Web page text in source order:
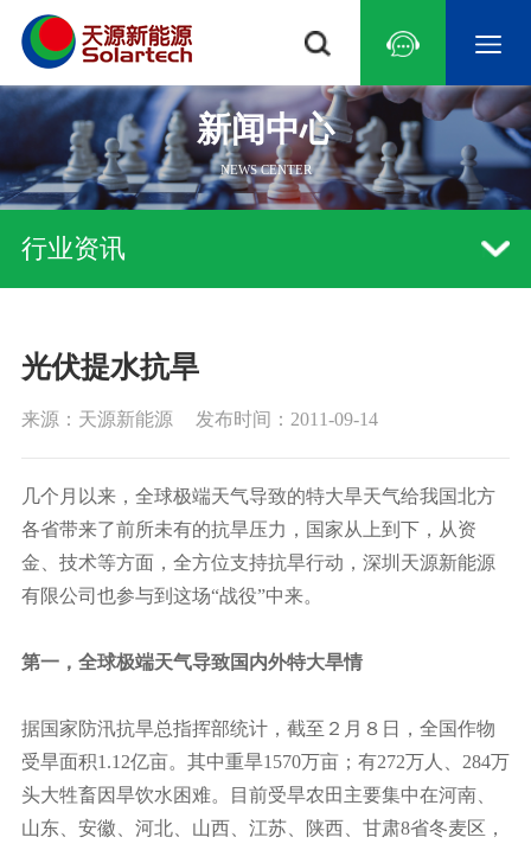
系统技术
光伏水泵
光伏扬水逆变器
泳池
农林灌溉 荒漠治理 草原畜牧 海水淡化
常见问题 技术文章 远程监控
行业资讯 新品发布
研究中心 示范基地 荣誉资质
新闻中心
NEWS CENTER
行业资讯
光伏提水抗旱
来源：天源新能源 发布时间：2011-09-14
几个月以来，全球极端天气导致的特大旱天气给我国北方
各省带来了前所未有的抗旱压力，国家从上到下，从资
金、技术等方面，全方位支持抗旱行动，深圳天源新能源
有限公司也参与到这场“战役”中来。
第一，全球极端天气导致国内外特大旱情
据国家防汛抗旱总指挥部统计，截至２月８日，全国作物
受旱面积1.12亿亩。其中重旱1570万亩；有272万人、284万
头大牲畜因旱饮水困难。目前受旱农田主要集中在河南、
山东、安徽、河北、山西、江苏、陕西、甘肃8省冬麦区，